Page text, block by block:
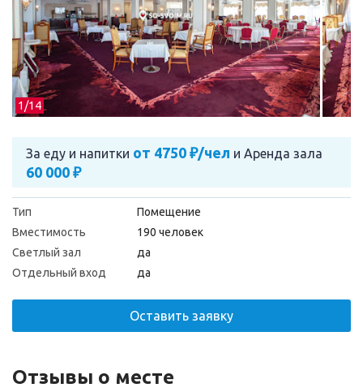
1/14
За еду и напитки от 4750 ₽/чел и Аренда зала
60 000 ₽
Тип
Помещение
Вместимость
190 человек
Светлый зал
да
Отдельный вход
да
Оставить заявку
Отзывы о месте